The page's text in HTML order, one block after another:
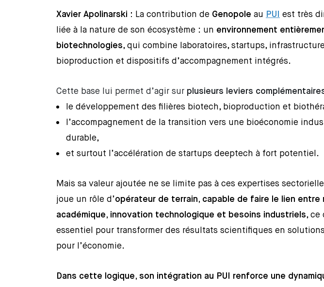
Xavier Apolinarski : La contribution de Genopole au PUI
est très
liée à la nature de son écosystème : un environnement
biotechnologies, qui combine laboratoires, startups,
bioproduction et dispositifs d’accompagnement intégrés.
Cette base lui permet d’agir sur plusieurs leviers
le développement des filières biotech, bioproduction et
l’accompagnement de la transition vers une bioéconomie
durable,
et surtout l’accélération de startups deeptech à fort potentiel.
Mais sa valeur ajoutée ne se limite pas à ces expertises
joue un rôle d’opérateur de terrain, capable de faire le lien entre
académique, innovation technologique et besoins industriels, ce
essentiel pour transformer des résultats scientifiques en
pour l’économie.
Dans cette logique, son intégration au PUI renforce une